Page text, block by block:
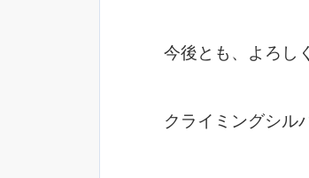
今後とも、よろし
クライミングシ